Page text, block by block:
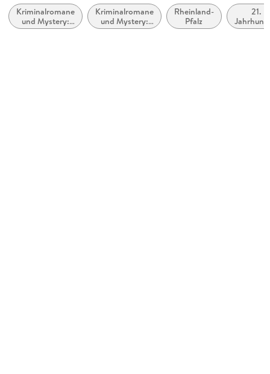
Verlag/Hersteller
Gmeiner Verlag
Kriminalromane
und Mystery:
Polizeiarbeit &
Kriminalromane
und Mystery:
Cosy Mystery
Rheinland-
Pfalz
21.
(ca.